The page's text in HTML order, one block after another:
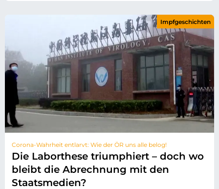
Corona-Wahrheit entlarvt: Wie der ÖR uns alle belog!
Die Laborthese triumphiert – doch wo
bleibt die Abrechnung mit den
Staatsmedien?
Impfgeschichten